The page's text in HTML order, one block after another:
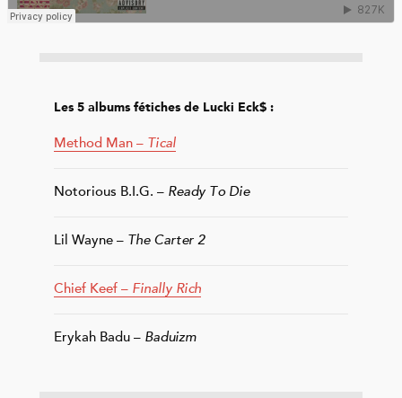
Les 5 albums fétiches de Lucki Eck$ :
Method Man – Tical
Notorious B.I.G. – Ready To Die
Lil Wayne – The Carter 2
Chief Keef – Finally Rich
Erykah Badu – Baduizm